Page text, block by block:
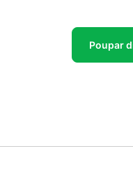
Poupar